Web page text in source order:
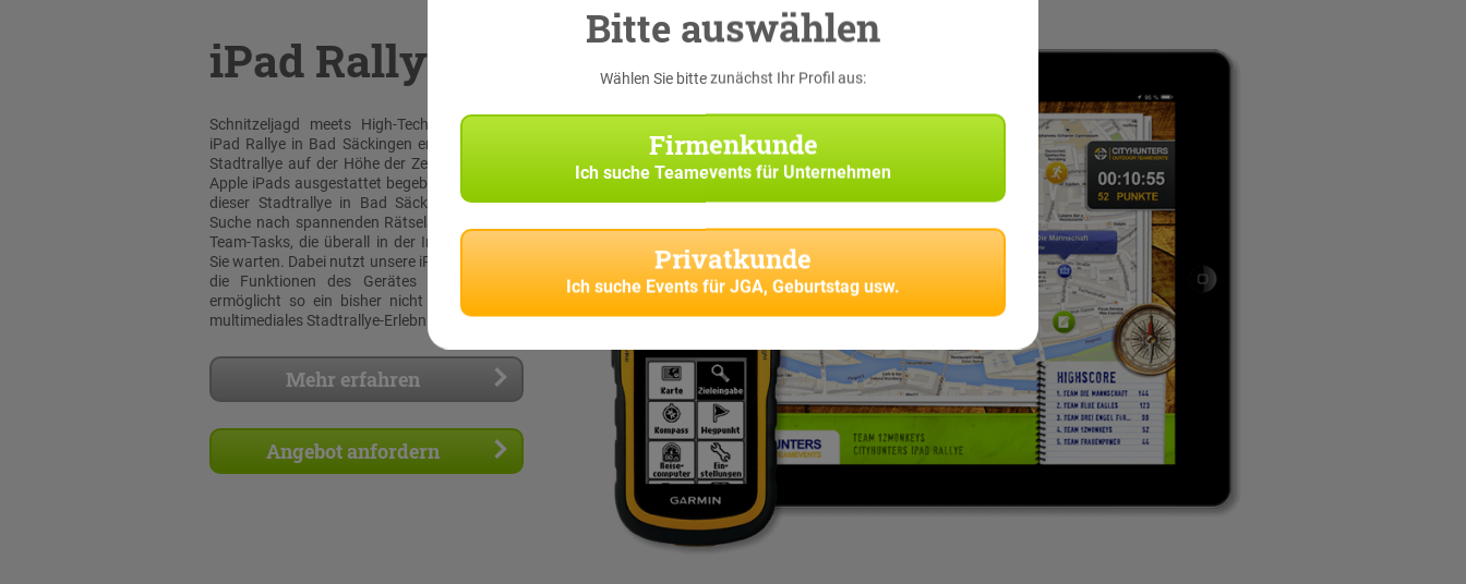
iPad Rallye
Schnitzeljagd meets High-Tech: Bei unserer
iPad Rallye in Bad Säckingen erleben sie eine
Stadtrallye auf der Höhe der Zeit! Mit original
Apple iPads ausgestattet begeben Sie sich bei
dieser Stadtrallye in Bad Säckingen auf die
Suche nach spannenden Rätselaufgaben und
Team-Tasks, die überall in der Innenstadt auf
Sie warten. Dabei nutzt unsere iPad Rallye App
die Funktionen des Gerätes voll aus und
ermöglicht so ein bisher nicht dagewesenes
multimediales Stadtrallye-Erlebnis!
Mehr erfahren
Angebot anfordern
Bitte auswählen
Wählen Sie bitte zunächst Ihr Profil aus:
Firmenkunde
Ich suche Teamevents für Unternehmen
Privatkunde
Ich suche Events für JGA, Geburtstag usw.